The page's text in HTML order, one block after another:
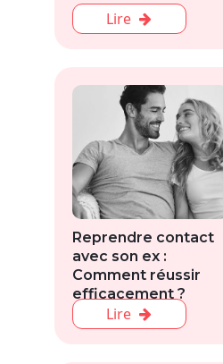
Lire
Reprendre contact
avec son ex :
Comment réussir
efficacement ?
Lire